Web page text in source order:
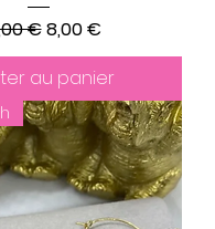
original
€Prix promotionnel
8,00 €
au panier